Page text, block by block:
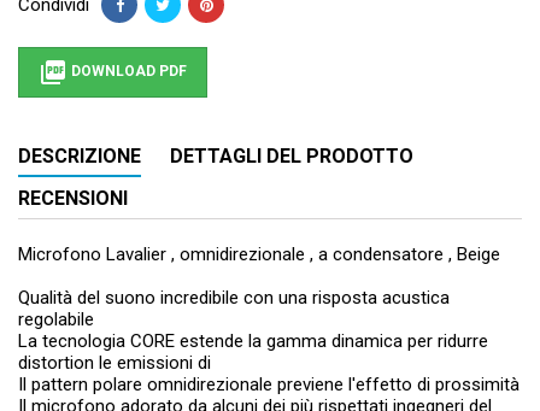
Condividi
 DOWNLOAD PDF
DESCRIZIONE
DETTAGLI DEL PRODOTTO
RECENSIONI
Microfono Lavalier , omnidirezionale , a condensatore , Beige
Qualità del suono incredibile con una risposta acustica
regolabile
La tecnologia CORE estende la gamma dinamica per ridurre
distortion le emissioni di
Il pattern polare omnidirezionale previene l'effetto di prossimità
Il microfono adorato da alcuni dei più rispettati ingegneri del